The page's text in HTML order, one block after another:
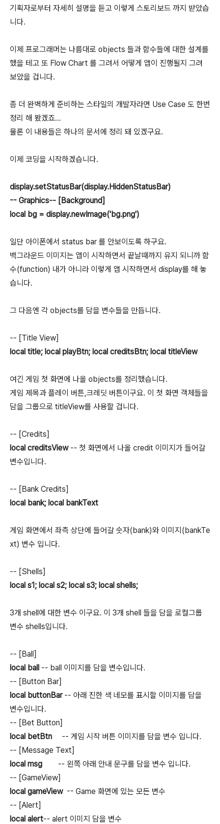
기획자로부터 자세히 설명을 듣고 이렇게 스토리보드 까지 받았습
니다.
이제 프로그래머는 나름대로 objects 들과 함수들에 대한 설계를
했을 테고 또 Flow Chart 를 그려서 어떻게 앱이 진행될지 그려
보았을 겁니다.
좀 더 완벽하게 준비하는 스타일의 개발자라면 Use Case 도 한번
정리 해 봤겠죠...
물론 이 내용들은 하나의 문서에 정리 돼 있겠구요.
이제 코딩을 시작하겠습니다.
display.setStatusBar(display.HiddenStatusBar)
-- Graphics-- [Background]
local bg = display.newImage('bg.png')
일단 아이폰에서 status bar 를 안보이도록 하구요.
백그라운드 이미지는 앱이 시작하면서 끝날때까지 유지 되니까 함
수(function) 내가 아니라 이렇게 앱 시작하면서 display를 해 놓
습니다.
그 다음엔 각 objects를 담을 변수들을 만듭니다.
-- [Title View]
local title; local playBtn; local creditsBtn; local titleView
여긴 게임 첫 화면에 나올 objects를 정리했습니다.
게임 제목과 플레이 버튼,크레딧 버튼이구요. 이 첫 화면 객체들을
담을 그룹으로 titleView를 사용할 겁니다.
-- [Credits]
local creditsView-- 첫 화면에서 나올 credit 이미지가 들어갈
변수입니다.
-- [Bank Credits]
local bank; local bankText
게임 화면에서 좌측 상단에 들어갈 숫자(bank)와 이미지(bankTe
xt) 변수 입니다.
-- [Shells]
local s1; local s2; local s3; local shells;
3개 shell에 대한 변수 이구요. 이 3개 shell 들을 담을 로컬그룹
변수 shells입니다.
-- [Ball]
local ball -- ball 이미지를 담을 변수입니다.
-- [Button Bar]
local buttonBar-- 아래 진한 색 네모를 표시할 이미지를 담을
변수입니다.
-- [Bet Button]
local betBtn -- 게임 시작 버튼 이미지를 담을 변수 입니다.
-- [Message Text]
local msg -- 왼쪽 아래 안내 문구를 담을 변수 입니다.
-- [GameView]
local gameView-- Game 화면에 있는 모든 변수
-- [Alert]
local alert-- alert 이미지 담을 변수